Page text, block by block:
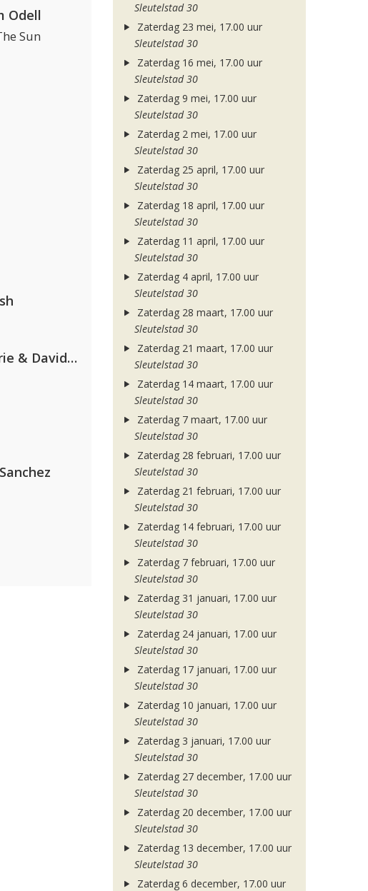
Odell
Sun
Clean Bandit, Anne-Marie & David Guetta
Sleutelstad 30
Zaterdag 23 mei, 17.00 uur
Sleutelstad 30
Zaterdag 16 mei, 17.00 uur
Sleutelstad 30
Zaterdag 9 mei, 17.00 uur
Sleutelstad 30
Zaterdag 2 mei, 17.00 uur
Sleutelstad 30
Zaterdag 25 april, 17.00 uur
Sleutelstad 30
Zaterdag 18 april, 17.00 uur
Sleutelstad 30
Zaterdag 11 april, 17.00 uur
Sleutelstad 30
Zaterdag 4 april, 17.00 uur
Sleutelstad 30
Zaterdag 28 maart, 17.00 uur
Sleutelstad 30
Zaterdag 21 maart, 17.00 uur
Sleutelstad 30
Zaterdag 14 maart, 17.00 uur
Sleutelstad 30
Zaterdag 7 maart, 17.00 uur
Sleutelstad 30
Zaterdag 28 februari, 17.00 uur
Sleutelstad 30
Zaterdag 21 februari, 17.00 uur
Sleutelstad 30
Zaterdag 14 februari, 17.00 uur
Sleutelstad 30
Zaterdag 7 februari, 17.00 uur
Sleutelstad 30
Zaterdag 31 januari, 17.00 uur
Sleutelstad 30
Zaterdag 24 januari, 17.00 uur
Sleutelstad 30
Zaterdag 17 januari, 17.00 uur
Sleutelstad 30
Zaterdag 10 januari, 17.00 uur
Sleutelstad 30
Zaterdag 3 januari, 17.00 uur
Sleutelstad 30
Zaterdag 27 december, 17.00 uur
Sleutelstad 30
Zaterdag 20 december, 17.00 uur
Sleutelstad 30
Zaterdag 13 december, 17.00 uur
Sleutelstad 30
Zaterdag 6 december, 17.00 uur